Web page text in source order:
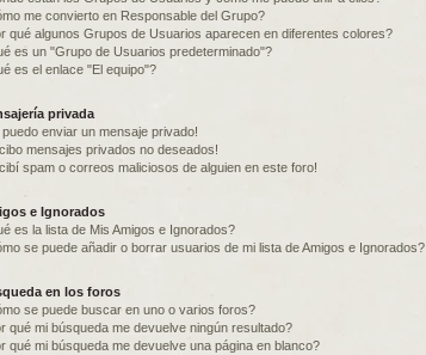
me convierto en Responsable del Grupo?
qué algunos Grupos de Usuarios aparecen en diferentes colores?
es un "Grupo de Usuarios predeterminado"?
es el enlace "El equipo"?
privada
puedo enviar un mensaje privado!
mensajes privados no deseados!
spam o correos maliciosos de alguien en este foro!
e Ignorados
es la lista de Mis Amigos e Ignorados?
se puede añadir o borrar usuarios de mi lista de Amigos e Ignorados?
en los foros
se puede buscar en uno o varios foros?
qué mi búsqueda me devuelve ningún resultado?
qué mi búsqueda me devuelve una página en blanco?